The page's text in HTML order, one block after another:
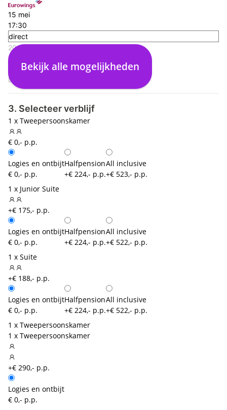
15 mei
17:30
direct
20:05
Rhodos (RHO)
03:35
Dusseldorf (DUS)
Bekijk alle mogelijkheden
3. Selecteer verblijf
1 x Tweepersoonskamer
€ 0,- p.p.
Logies en ontbijt
€ 0,- p.p.
Halfpension
+€ 224,- p.p.
All inclusive
+€ 523,- p.p.
1 x Junior Suite
+€ 175,- p.p.
Logies en ontbijt
€ 0,- p.p.
Halfpension
+€ 224,- p.p.
All inclusive
+€ 522,- p.p.
1 x Suite
+€ 188,- p.p.
Logies en ontbijt
€ 0,- p.p.
Halfpension
+€ 224,- p.p.
All inclusive
+€ 522,- p.p.
1 x Tweepersoonskamer
1 x Tweepersoonskamer
+€ 290,- p.p.
Logies en ontbijt
€ 0,- p.p.